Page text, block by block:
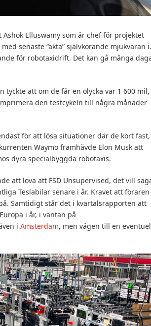
Elluswamy som är chef för projektet
senaste “äkta” självkörande mjukvaran i.
för robotaxidrift. Det kan gå många
tyckte att om de får en olycka var 1 600 mil,
den testcykeln till några månader
för att lösa situationer där de kört fast,
Waymo framhävde Elon Musk att
dyra specialbyggda robotaxis.
att lova att FSD Unsupervised, det vill
Teslabilar senare i år. Kravet att föraren
Samtidigt står det i kvartalsrapporten att
i år, i väntan på
i Amsterdam, men vägen till en